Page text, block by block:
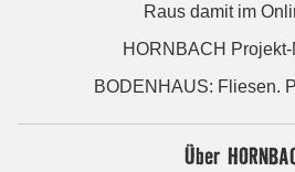
Raus damit im
HORNBACH
BODENHAUS: Fliesen.
Über